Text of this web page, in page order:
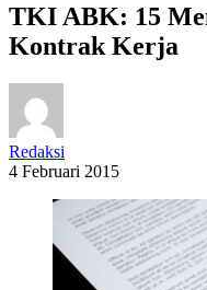
TKI ABK: 15
Kontrak Kerja
Redaksi
4 Februari 2015